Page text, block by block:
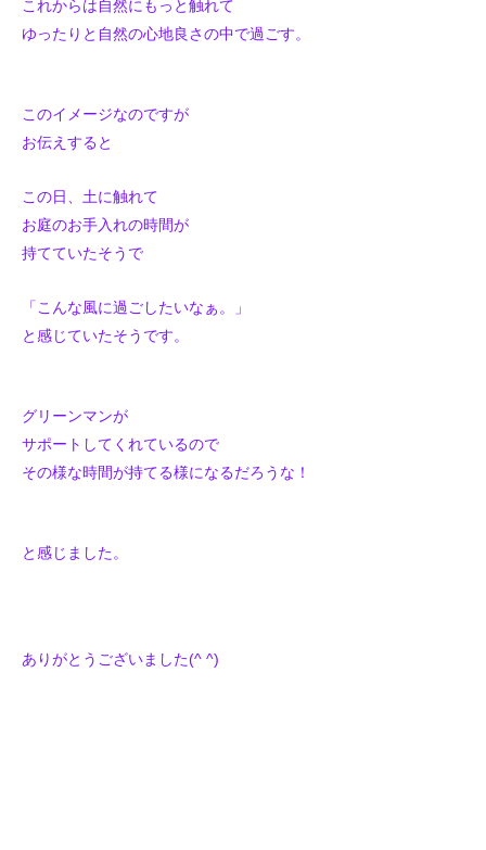
これからは自然にもっと触れて
ゆったりと自然の心地良さの中で過ごす。
このイメージなのですが
お伝えすると
この日、土に触れて
お庭のお手入れの時間が
持てていたそうで
「こんな風に過ごしたいなぁ。」
と感じていたそうです。
グリーンマンが
サポートしてくれているので
その様な時間が持てる様になるだろうな！
と感じました。
ありがとうございました(^ ^)